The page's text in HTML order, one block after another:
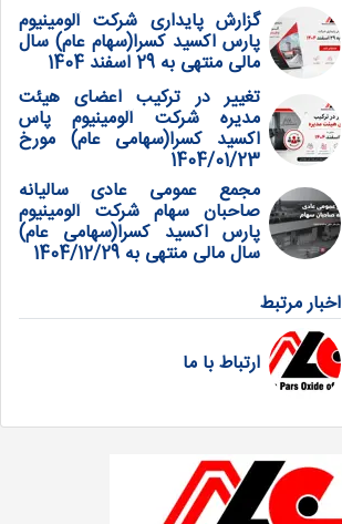
گزارش پایداری شرکت آلومینیوم
پارس اکسید کسرا(سهام عام) سال
مالی منتهی به 29 اسفند 1404
تغییر در ترکیب اعضای هیئت
مدیره شرکت آلومینیوم پاس
اکسید کسرا(سهامی عام) مورخ
1404/01/23
مجمع عمومی عادی سالیانه
صاحبان سهام شرکت آلومینیوم
پارس اکسید کسرا(سهامی عام)
سال مالی منتهی به 1404/12/29
اخبار مرتبط
ارتباط با ما